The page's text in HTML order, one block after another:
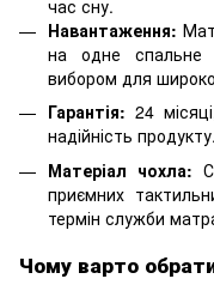
час сну.
Навантаження:
на одне спальне
вибором для
Гарантія: 24
надійність продукту.
Матеріал чохла:
приємних
термін служби
Чому варто